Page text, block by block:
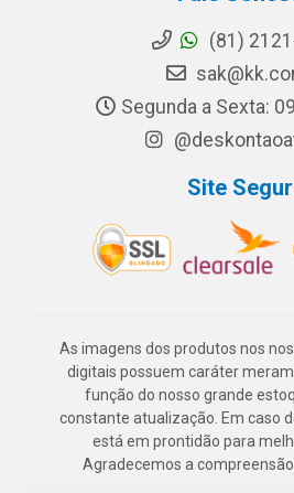
(81)
Segunda a Sexta:
Site
As imagens dos produtos nos
digitais possuem caráter
função do nosso grande
constante atualização. Em caso
está em prontidão para
Agradecemos a